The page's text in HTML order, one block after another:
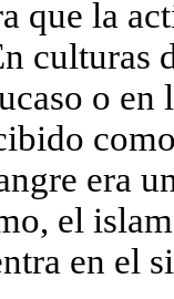
que la
culturas
o
era
el
en el